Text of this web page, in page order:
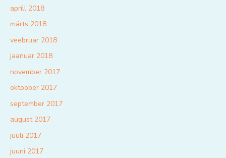
aprill 2018
märts 2018
veebruar 2018
jaanuar 2018
november 2017
oktoober 2017
september 2017
august 2017
juuli 2017
juuni 2017